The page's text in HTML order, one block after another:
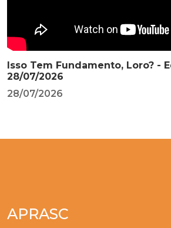
Isso Tem Fundamento, Loro? -
28/07/2026
28/07/2026
APRASC